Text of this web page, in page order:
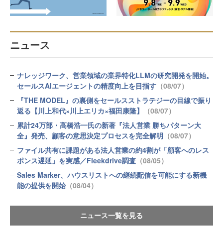
ニュース
ナレッジワーク、営業領域の業界特化LLMの研究開発を開始。
セールスAIエージェントの精度向上を目指す （08/07）
『THE MODEL』の裏側をセールスストラテジーの目線で振り
返る【川上和代×川上エリカ×福田康隆】
（08/07）
累計24万部・高橋浩一氏の新著『法人営業 勝ちパターン大
全』発売、顧客の意思決定プロセスを完全解明 （08/07）
ファイル共有に課題がある法人営業の約4割が「顧客へのレス
ポンス遅延」を実感／Fleekdrive調査 （08/05）
Sales Marker、ハウスリストへの継続配信を可能にする新機
能の提供を開始 （08/04）
ニュース一覧を見る